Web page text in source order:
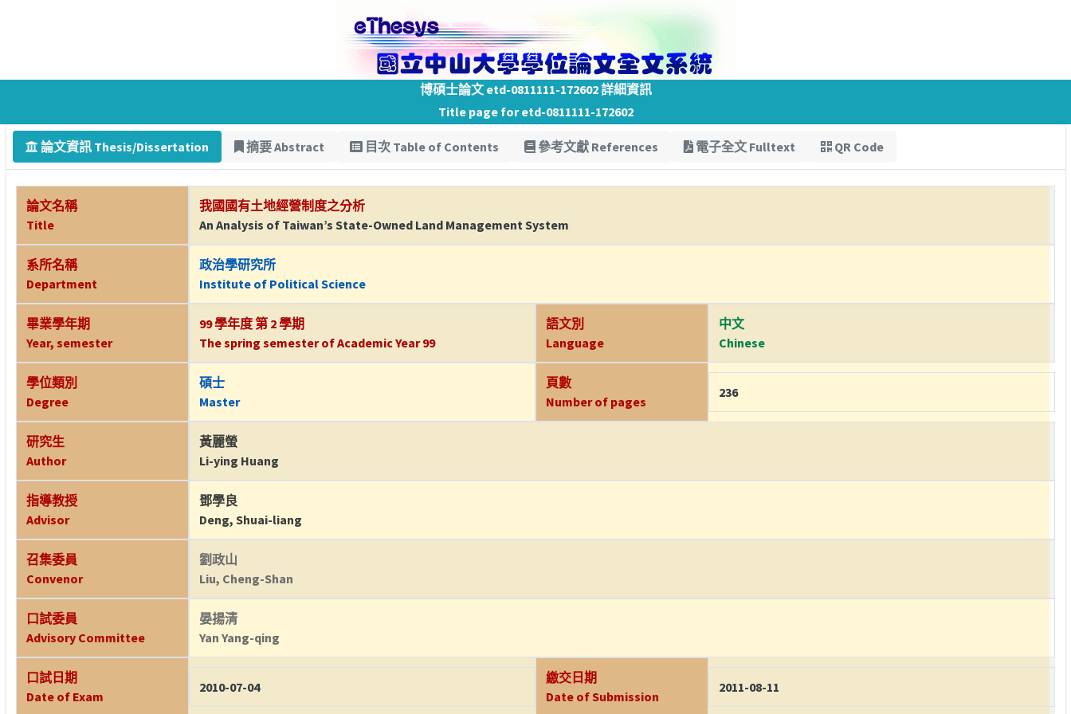
博碩士論文 etd-0811111-172602 詳細資訊
Title page for etd-0811111-172602
論文資訊 Thesis/Dissertation 摘要 Abstract 目次 Table of Contents 參考文獻 References 電子全文 Fulltext QR Code
論文名稱
Title
我國國有土地經營制度之分析
An Analysis of Taiwan’s State-Owned Land Management System
系所名稱
Department
政治學研究所
Institute of Political Science
畢業學年期
Year, semester
99 學年度 第 2 學期
The spring semester of Academic Year 99
語文別
Language
中文
Chinese
學位類別
Degree
碩士
Master
頁數
Number of pages
236
研究生
Author
黃麗螢
Li-ying Huang
指導教授
Advisor
鄧學良
Deng, Shuai-liang
召集委員
Convenor
劉政山
Liu, Cheng-Shan
口試委員
Advisory Committee
晏揚清
Yan Yang-qing
口試日期
Date of Exam
2010-07-04
繳交日期
Date of Submission
2011-08-11